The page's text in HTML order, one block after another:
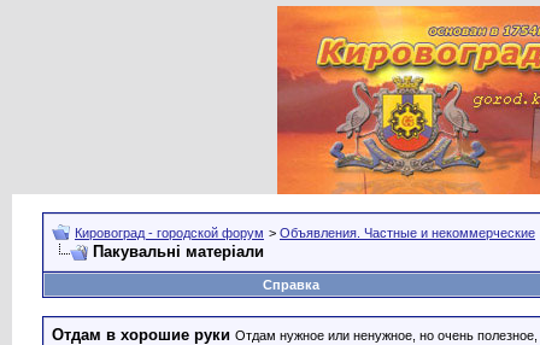
Кировоград - городской форум > Объявления. Частные и некоммерческие
Пакувальні матеріали
Справка
Отдам в хорошие руки Отдам нужное или ненужное, но очень